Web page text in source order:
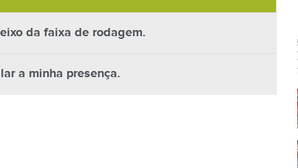
da faixa de rodagem.
a minha presença.